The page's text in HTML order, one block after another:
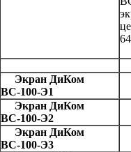
Экран ДиКом
ВС-100-Э1
Экран ДиКом
ВС-100-Э2
Экран ДиКом
ВС-100-Э3